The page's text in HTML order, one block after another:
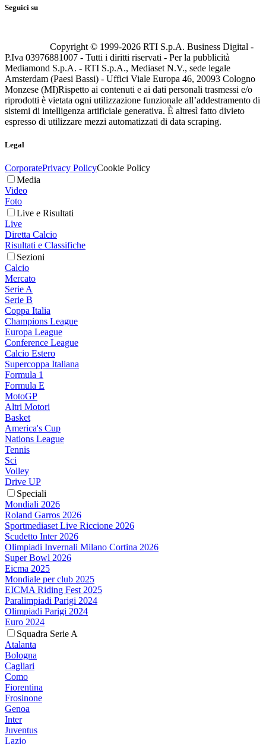
Seguici su
Copyright © 1999-2026 RTI S.p.A. Business Digital -
P.Iva 03976881007 - Tutti i diritti riservati - Per la pubblicità
Mediamond S.p.A. - RTI S.p.A., Mediaset N.V., sede legale
Amsterdam (Paesi Bassi) - Uffici Viale Europa 46, 20093 Cologno
Monzese (MI)Rispetto ai contenuti e ai dati personali trasmessi e/o
riprodotti è vietata ogni utilizzazione funzionale all’addestramento di
sistemi di intelligenza artificiale generativa. È altresì fatto divieto
espresso di utilizzare mezzi automatizzati di data scraping.
Legal
CorporatePrivacy PolicyCookie Policy
Media
Video
Foto
Live e Risultati
Live
Diretta Calcio
Risultati e Classifiche
Sezioni
Calcio
Mercato
Serie A
Serie B
Coppa Italia
Champions League
Europa League
Conference League
Calcio Estero
Supercoppa Italiana
Formula 1
Formula E
MotoGP
Altri Motori
Basket
America's Cup
Nations League
Tennis
Sci
Volley
Drive UP
Speciali
Mondiali 2026
Roland Garros 2026
Sportmediaset Live Riccione 2026
Scudetto Inter 2026
Olimpiadi Invernali Milano Cortina 2026
Super Bowl 2026
Eicma 2025
Mondiale per club 2025
EICMA Riding Fest 2025
Paralimpiadi Parigi 2024
Olimpiadi Parigi 2024
Euro 2024
Squadra Serie A
Atalanta
Bologna
Cagliari
Como
Fiorentina
Frosinone
Genoa
Inter
Juventus
Lazio